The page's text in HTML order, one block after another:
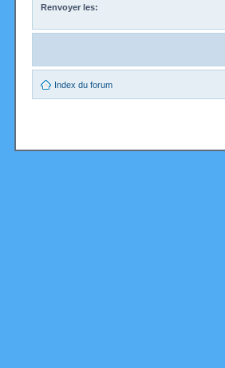
Renvoyer les:
Index du forum